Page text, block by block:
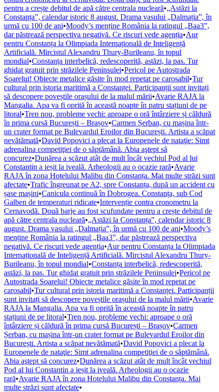
pentru a crește debitul de apă către centrala nucleară•„Astăzi la
Constanța”, calendar istoric 8 august. Drama vasului „Dalmația”, în
urmă cu 100 de ani•Moody’s menține România la ratingul „Baa3”,
dar păstrează perspectiva negativă. Ce riscuri vede agenția•Aur
pentru Constanța la Olimpiada Internațională de Inteligență
Artificială. Mircistul Alexandru Thury-Burileanu, în topul
mondial•Constanța interbelică, redescoperită, astăzi, la pas. Tur
ghidat gratuit prin străzilele Peninsulei•Pericol pe Autostrada
Soarelui! Obiecte metalice găsite în mod repetat pe carosabil•Tur
cultural prin istoria maritimă a Constanței. Participanții sunt invitați
să descopere poveștile orașului de la malul mării•Avarie RAJA la
Mangalia. Apa va fi oprită în această noapte în patru stațiuni de pe
litoral•Tren nou, probleme vechi: aproape o oră întârziere și căldură
în prima cursă București – Brașov•Carmen Șerban, cu mașina într-
un crater format pe Bulevardul Eroilor din București. Artista a scăpat
nevătămată•David Popovici a plecat la Europenele de nataţie: Simt
adrenalina competiţiei de o săptămână. Abia aştept să
concurez•Dunărea a scăzut atât de mult încât vechiul Pod al lui
Constantin a ieșit la iveală. Arheologii au o ocazie rară•Avarie
RAJA în zona Hotelului Malibu din Constanța. Mai multe străzi sunt
afectate•Trafic îngreunat pe A2, spre Constanța, după un accident cu
șase mașini•Canicula continuă în Dobrogea. Constanța, sub Cod
Galben de temperaturi ridicate•Intervenție contra cronometru la
Cernavodă. Două barje au fost scufundate pentru a crește debitul de
apă către centrala nucleară•„Astăzi la Constanța”, calendar istoric 8
august. Drama vasului „Dalmația”, în urmă cu 100 de ani•Moody’s
menține România la ratingul „Baa3”, dar păstrează perspectiva
negativă. Ce riscuri vede agenția•Aur pentru Constanța la Olimpiada
Internațională de Inteligență Artificială. Mircistul Alexandru Thury-
Burileanu, în topul mondial•Constanța interbelică, redescoperită,
astăzi, la pas. Tur ghidat gratuit prin străzilele Peninsulei•Pericol pe
Autostrada Soarelui! Obiecte metalice găsite în mod repetat pe
carosabil•Tur cultural prin istoria maritimă a Constanței. Participanții
sunt invitați să descopere poveștile orașului de la malul mării•Avarie
RAJA la Mangalia. Apa va fi oprită în această noapte în patru
stațiuni de pe litoral•Tren nou, probleme vechi: aproape o oră
întârziere și căldură în prima cursă București – Brașov•Carmen
Șerban, cu mașina într-un crater format pe Bulevardul Eroilor din
București. Artista a scăpat nevătămată•David Popovici a plecat la
Europenele de nataţie: Simt adrenalina competiţiei de o săptămână.
Abia aştept să concurez•Dunărea a scăzut atât de mult încât vechiul
Pod al lui Constantin a ieșit la iveală. Arheologii au o ocazie
rară•Avarie RAJA în zona Hotelului Malibu din Constanța. Mai
multe străzi sunt afectate•